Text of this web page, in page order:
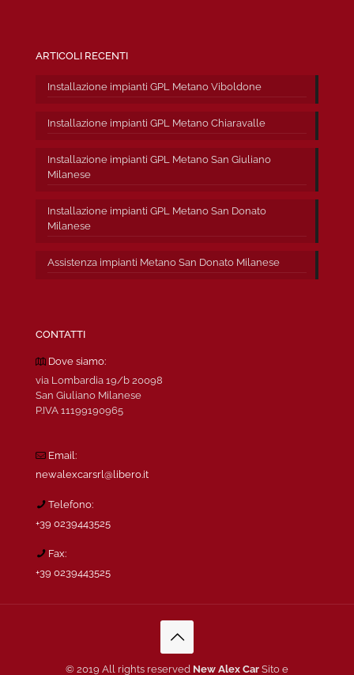
ARTICOLI RECENTI
Installazione impianti GPL Metano Viboldone
Installazione impianti GPL Metano Chiaravalle
Installazione impianti GPL Metano San Giuliano
Milanese
Installazione impianti GPL Metano San Donato
Milanese
Assistenza impianti Metano San Donato Milanese
CONTATTI
Dove siamo:
via Lombardia 19/b 20098
San Giuliano Milanese
P.IVA 11199190965
Email:
newalexcarsrl@libero.it
Telefono:
+39 0239443525
Fax:
+39 0239443525
© 2019 All rights reserved New Alex Car Sito e